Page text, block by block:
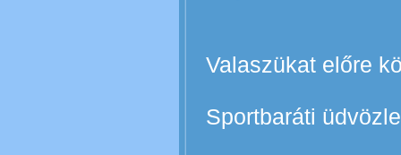
Valaszükat előre
Sportbaráti